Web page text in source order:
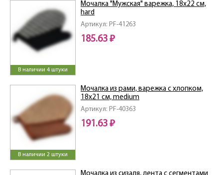
В наличии 4 штуки
Артикул: PF-41263
Мочалка "Мужская" варежка, 18х22 см,
hard
185.63 ₽
В наличии 2 штуки
Артикул: PF-40363
Мочалка из рами, варежка с хлопком,
18х21 см, medium
191.63 ₽